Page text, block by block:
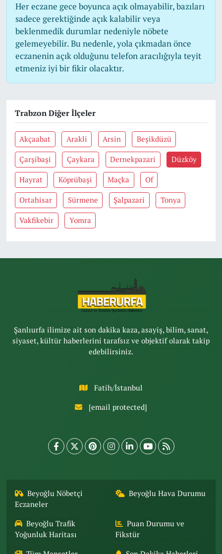
Her eczane gece boyunca açık olmayabilir, bazıları
sadece gerektiğinde açık kalabilir veya
beklenmedik durumlar nedeniyle nöbete
gelemeyebilir. Bu nedenle, yola çıkmadan önce
eczanenin açık olduğunu telefon aracılığıyla teyit
etmeniz iyi bir fikir olacaktır.
Trabzon Diğer İlçeler
Akçaabat Arakli Arsin Beşikdüzü
Çarşibaşi Çaykara Dernekpazari Düzköy
Hayrat Köprübaşi Maçka Of
Ortahisar Sürmene Şalpazari Tonya
Vakfikebir Yomra
Şanlıurfa ilimize ait son dakika kaza, asayiş, bilim, sanat,
siyaset, kültür haberlerini tarafsız ve objektif olarak takip
edebilirsiniz.
Fatih/İstanbul
[email protected]
Beyoğlu Nöbetçi
Eczaneler
Beyoğlu Hava Durumu
Beyoğlu Trafik
Yoğunluk Haritası
Puan Durumu ve
Fikstür